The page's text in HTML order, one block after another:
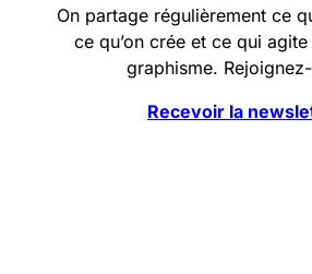
On partage régulièrement ce
ce qu’on crée et ce qui
graphisme.
Recevoir la